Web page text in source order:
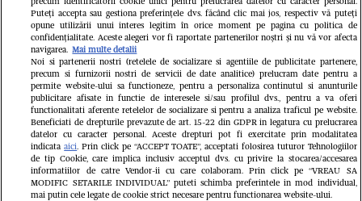
Puteți accepta sau gestiona preferințele dvs. făcând clic mai jos, respectiv vă puteți
opune utilizării unui interes legitim în orice moment pe pagina cu politica de
confidențialitate. Aceste alegeri vor fi raportate partenerilor noștri și nu vă vor afecta
navigarea. Mai multe detalii
Noi si partenerii nostri (retelele de socializare si agentiile de publicitate partenere,
precum si furnizorii nostri de servicii de date analitice) prelucram date pentru a
permite website-ului sa functioneze, pentru a personaliza continutul si anunturile
publicitare afisate in functie de interesele si/sau profilul dvs., pentru a va oferi
functionalitati aferente retelelor de socializare si pentru a analiza traficul pe website.
Beneficiati de drepturile prevazute de art. 15-22 din GDPR in legatura cu prelucrarea
datelor cu caracter personal. Aceste drepturi pot fi exercitate prin modalitatea
indicataaici. Prin click pe “ACCEPT TOATE”, acceptati folosirea tuturor Tehnologiilor
de tip Cookie, care implica inclusiv acceptul dvs. cu privire la stocarea/accesarea
informatiilor de catre Vendor-ii cu care colaboram. Prin click pe “VREAU SA
MODIFIC SETARILE INDIVIDUAL” puteti schimba preferintele in mod individual,
mai putin cele legate de cookie strict necesare pentru functionarea website-ului.